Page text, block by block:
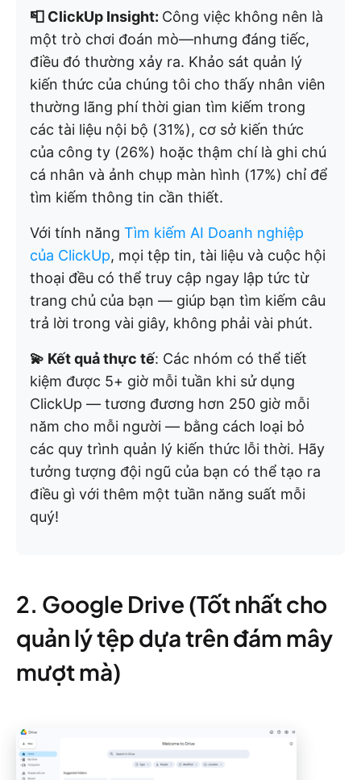
📮 ClickUp Insight: Công việc không nên là
một trò chơi đoán mò—nhưng đáng tiếc,
điều đó thường xảy ra. Khảo sát quản lý
kiến thức của chúng tôi cho thấy nhân viên
thường lãng phí thời gian tìm kiếm trong
các tài liệu nội bộ (31%), cơ sở kiến thức
của công ty (26%) hoặc thậm chí là ghi chú
cá nhân và ảnh chụp màn hình (17%) chỉ để
tìm kiếm thông tin cần thiết.
Với tính năng Tìm kiếm AI Doanh nghiệp
của ClickUp, mọi tệp tin, tài liệu và cuộc hội
thoại đều có thể truy cập ngay lập tức từ
trang chủ của bạn — giúp bạn tìm kiếm câu
trả lời trong vài giây, không phải vài phút.
💫 Kết quả thực tế: Các nhóm có thể tiết
kiệm được 5+ giờ mỗi tuần khi sử dụng
ClickUp — tương đương hơn 250 giờ mỗi
năm cho mỗi người — bằng cách loại bỏ
các quy trình quản lý kiến thức lỗi thời. Hãy
tưởng tượng đội ngũ của bạn có thể tạo ra
điều gì với thêm một tuần năng suất mỗi
quý!
2. Google Drive (Tốt nhất cho
quản lý tệp dựa trên đám mây
mượt mà)